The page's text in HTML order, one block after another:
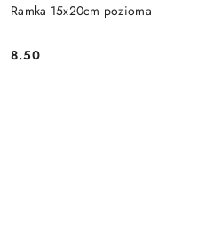
Ramka 15x20cm pozioma
Cena:
8.50